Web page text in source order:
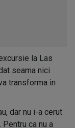
la Las
seama nici
transforma in
dar nu i-a cerut
ca nu a